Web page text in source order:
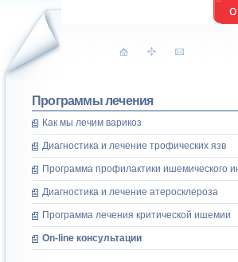
Программы лечения
Как мы лечим варикоз
Диагностика и лечение трофических язв
Программа профилактики ишемического
Диагностика и лечение атеросклероза
Программа лечения критической ишемии
On-line консультации